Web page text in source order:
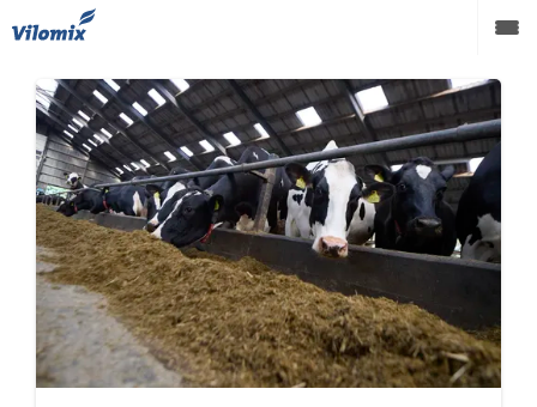
Grise
Kvæg
Fjerkræ
Viden
Podcast
Karriere